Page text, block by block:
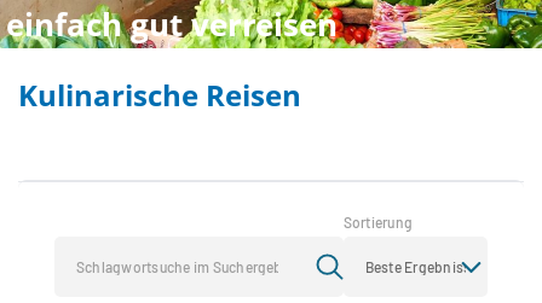
einfach gut verreisen
Kulinarische Reisen